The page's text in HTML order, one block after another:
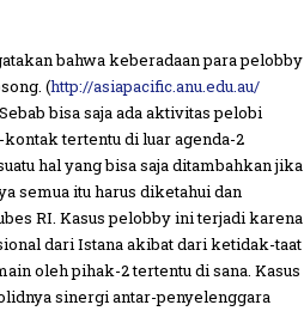
bahwa keberadaan para pelobby
(http://asiapacific.anu.edu.au/
bisa saja ada aktivitas pelobi
tertentu di luar agenda-2
hal yang bisa saja ditambahkan jika
semua itu harus diketahui dan
RI. Kasus pelobby ini terjadi karena
dari Istana akibat dari ketidak-taat
oleh pihak-2 tertentu di sana. Kasus
sinergi antar-penyelenggara